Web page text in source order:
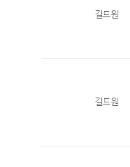
길드원
길드원